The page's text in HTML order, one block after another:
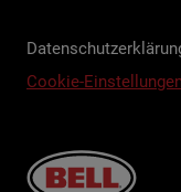
Cookie-